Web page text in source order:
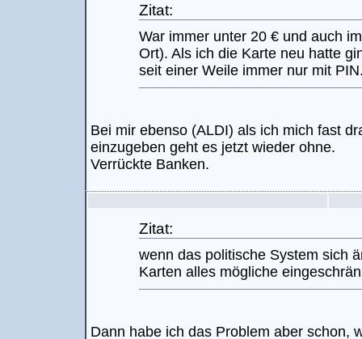
Zitat:
War immer unter 20 € und auch
Ort). Als ich die Karte neu hatte
seit einer Weile immer nur mit
Bei mir ebenso (ALDI) als ich mich fast
einzugeben geht es jetzt wieder ohne.
Verrückte Banken.
Zitat:
wenn das politische System sich
Karten alles mögliche
Dann habe ich das Problem aber schon,